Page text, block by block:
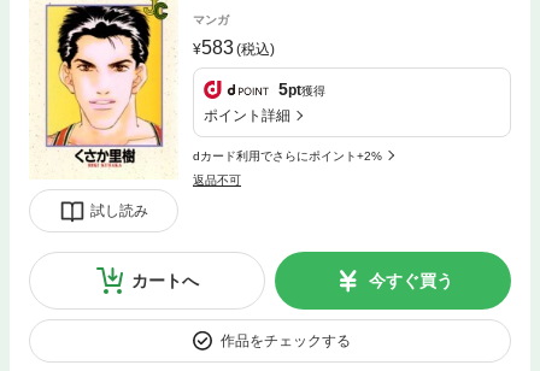
試し読み
マンガ
583(税込)
5pt獲得
ポイント詳細
dカード利用でさらにポイント+2%
返品不可
カートへ 今すぐ買う
作品をチェックする